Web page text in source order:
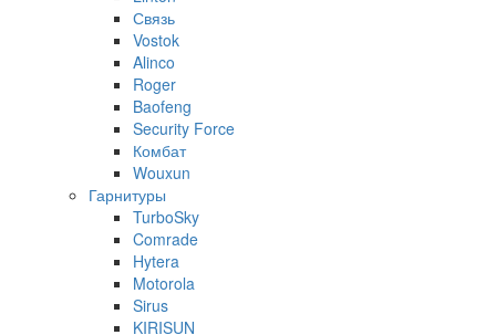
Связь
Vostok
Alinco
Roger
Baofeng
Security Force
Комбат
Wouxun
Гарнитуры
TurboSky
Comrade
Hytera
Motorola
Sirus
KIRISUN